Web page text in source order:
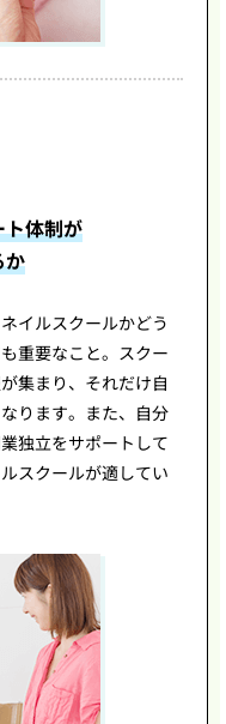
体制が
か
イルスクールかどう
重要なこと。スクー
集まり、それだけ自
ります。また、自分
独立をサポートして
スクールが適してい